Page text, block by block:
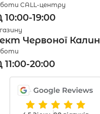
CALL-центру
19:00
Червоної
20:00